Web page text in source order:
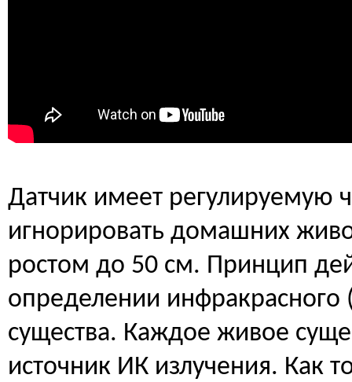
Датчик имеет регулируемую
игнорировать домашних
ростом до 50 см. Принцип
определении инфракрасного
существа. Каждое живое
источник ИК излучения. Как